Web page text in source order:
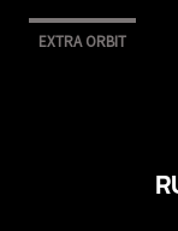
EXTRA ORBIT